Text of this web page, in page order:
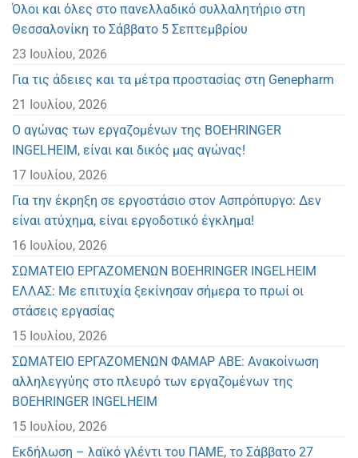
Όλοι και όλες στο πανελλαδικό συλλαλητήριο στη
Θεσσαλονίκη το Σάββατο 5 Σεπτεμβρίου
23 Ιουλίου, 2026
Για τις άδειες και τα μέτρα προστασίας στη Genepharm
21 Ιουλίου, 2026
Ο αγώνας των εργαζομένων της BOEHRINGER
INGELHEIM, είναι και δικός μας αγώνας!
17 Ιουλίου, 2026
Για την έκρηξη σε εργοστάσιο στον Ασπρόπυργο: Δεν
είναι ατύχημα, είναι εργοδοτικό έγκλημα!
16 Ιουλίου, 2026
ΣΩΜΑΤΕΙΟ ΕΡΓΑΖΟΜΕΝΩΝ BOEHRINGER INGELHEIM
ΕΛΛΑΣ: Με επιτυχία ξεκίνησαν σήμερα το πρωί οι
στάσεις εργασίας
15 Ιουλίου, 2026
ΣΩΜΑΤΕΙΟ ΕΡΓΑΖΟΜΕΝΩΝ ΦΑΜΑΡ ΑΒΕ: Ανακοίνωση
αλληλεγγύης στο πλευρό των εργαζομένων της
BOEHRINGER INGELHEIM
15 Ιουλίου, 2026
Eκδήλωση – λαϊκό γλέντι του ΠΑΜΕ, το Σάββατο 27